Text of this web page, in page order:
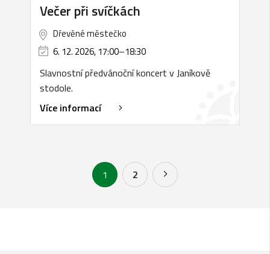
Večer při svíčkách
Dřevěné městečko
6. 12. 2026, 17:00–18:30
Slavnostní předvánoční koncert v Janíkově
stodole.
Více informací
1 2